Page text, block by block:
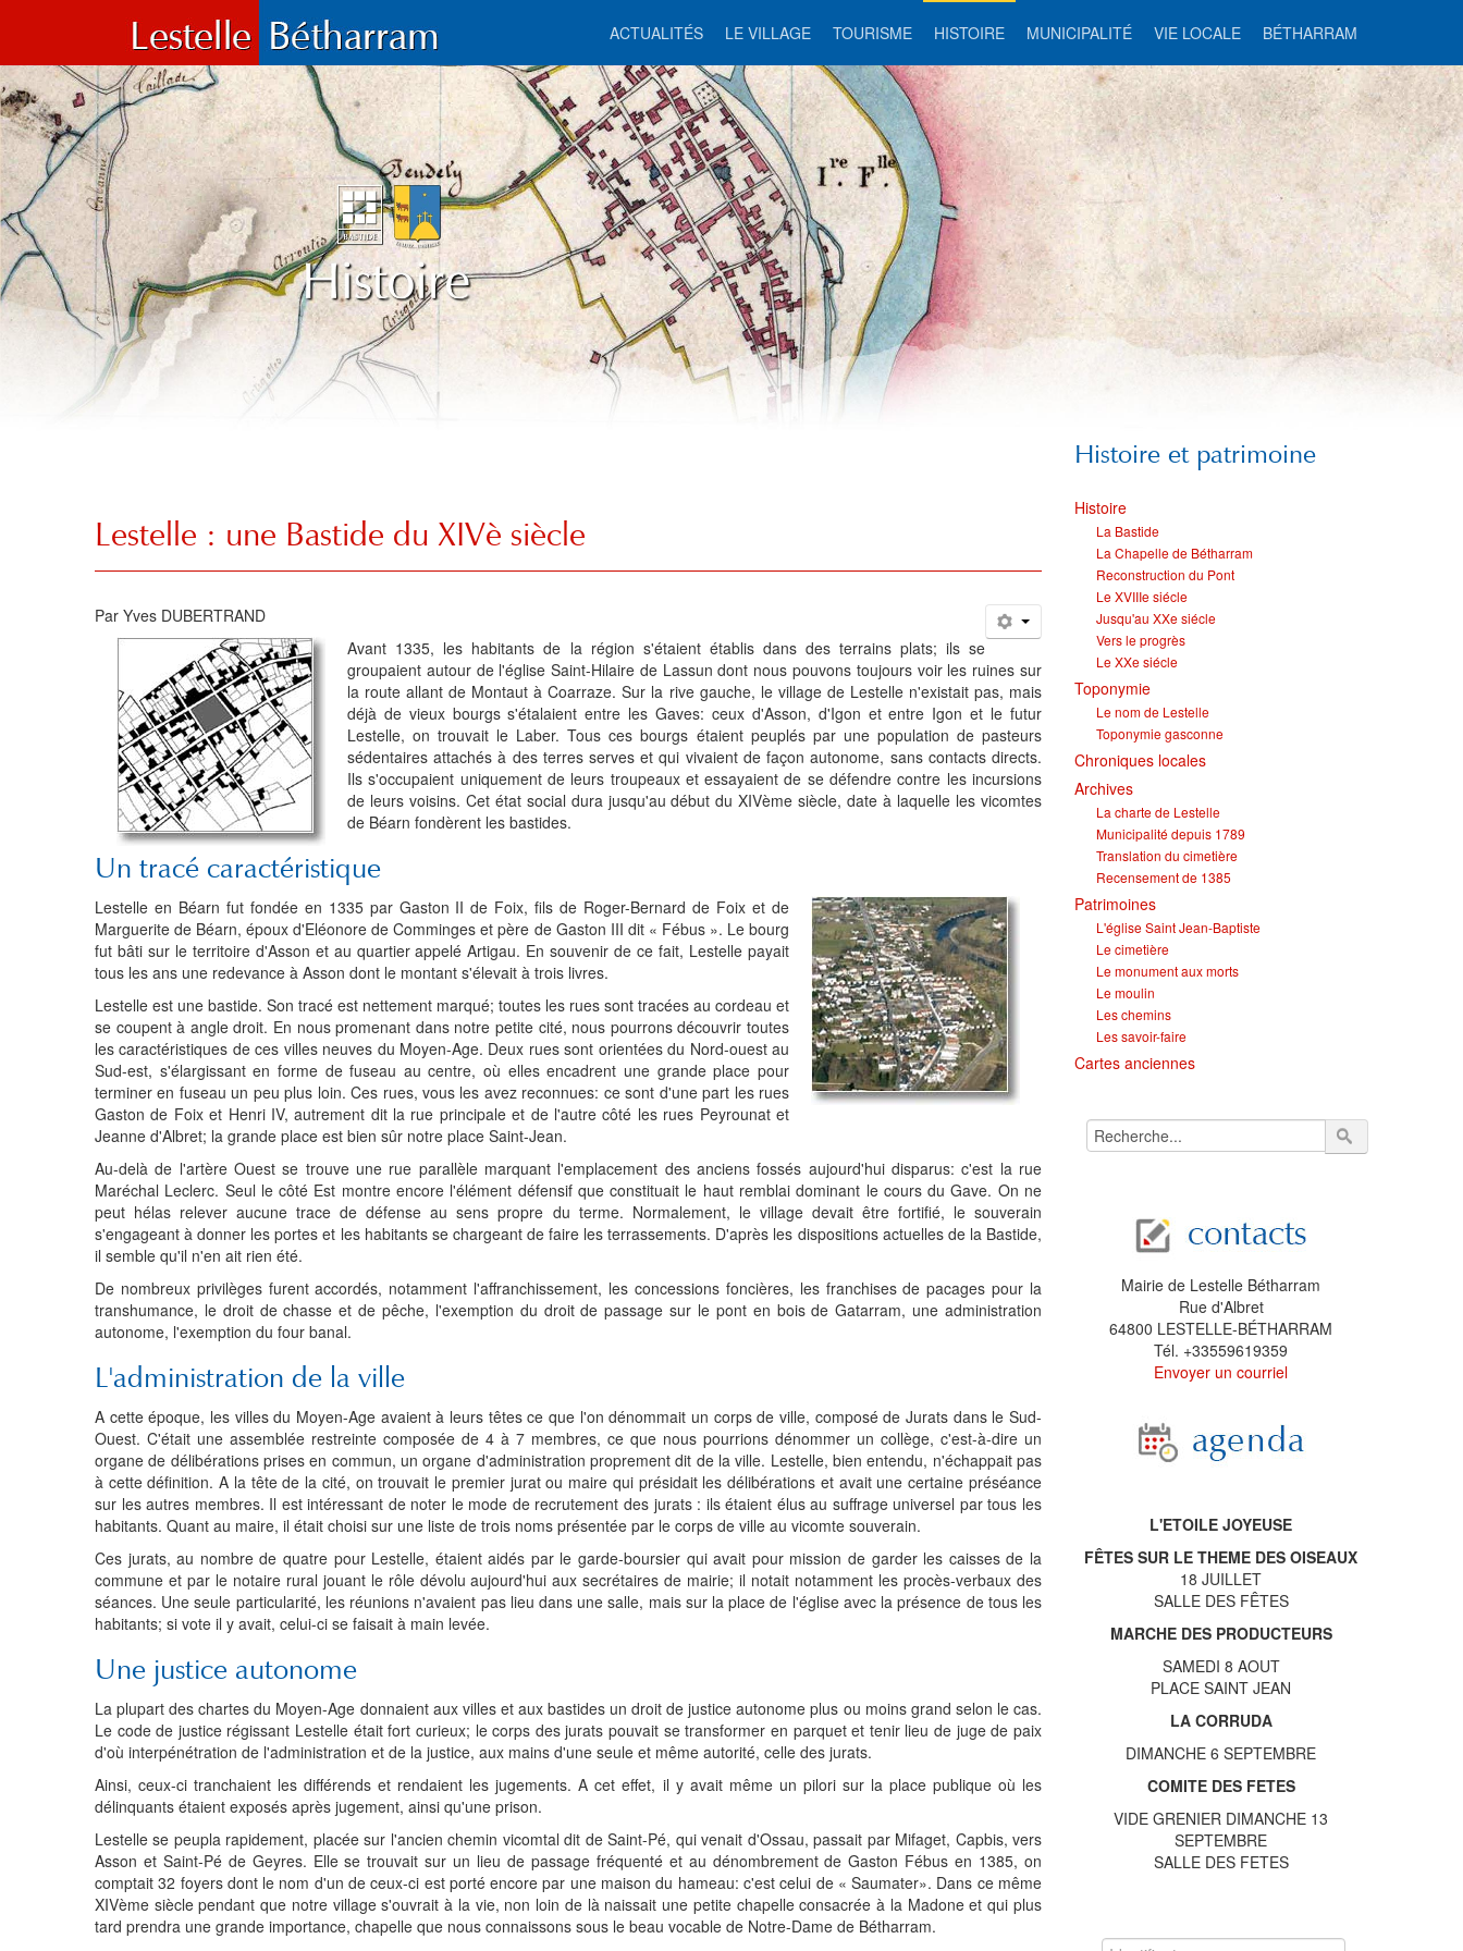
ACTUALITÉS LE VILLAGE TOURISME HISTOIRE MUNICIPALITÉ VIE LOCALE BÉTHARRAM
Lestelle : une Bastide du XIVè siècle
Par Yves DUBERTRAND
Avant 1335, les habitants de la région s'étaient établis dans des terrains plats; ils se
groupaient autour de l'église Saint-Hilaire de Lassun dont nous pouvons toujours voir les ruines sur
la route allant de Montaut à Coarraze. Sur la rive gauche, le village de Lestelle n'existait pas, mais
déjà de vieux bourgs s'étalaient entre les Gaves: ceux d'Asson, d'Igon et entre Igon et le futur
Lestelle, on trouvait le Laber. Tous ces bourgs étaient peuplés par une population de pasteurs
sédentaires attachés à des terres serves et qui vivaient de façon autonome, sans contacts directs.
Ils s'occupaient uniquement de leurs troupeaux et essayaient de se défendre contre les incursions
de leurs voisins. Cet état social dura jusqu'au début du XIVème siècle, date à laquelle les vicomtes
de Béarn fondèrent les bastides.
Un tracé caractéristique
Lestelle en Béarn fut fondée en 1335 par Gaston II de Foix, fils de Roger-Bernard de Foix et de
Marguerite de Béarn, époux d'Eléonore de Comminges et père de Gaston III dit « Fébus ». Le bourg
fut bâti sur le territoire d'Asson et au quartier appelé Artigau. En souvenir de ce fait, Lestelle payait
tous les ans une redevance à Asson dont le montant s'élevait à trois livres.
Lestelle est une bastide. Son tracé est nettement marqué; toutes les rues sont tracées au cordeau et
se coupent à angle droit. En nous promenant dans notre petite cité, nous pourrons découvrir toutes
les caractéristiques de ces villes neuves du Moyen-Age. Deux rues sont orientées du Nord-ouest au
Sud-est, s'élargissant en forme de fuseau au centre, où elles encadrent une grande place pour
terminer en fuseau un peu plus loin. Ces rues, vous les avez reconnues: ce sont d'une part les rues
Gaston de Foix et Henri IV, autrement dit la rue principale et de l'autre côté les rues Peyrounat et
Jeanne d'Albret; la grande place est bien sûr notre place Saint-Jean.
Au-delà de l'artère Ouest se trouve une rue parallèle marquant l'emplacement des anciens fossés aujourd'hui disparus: c'est la rue
Maréchal Leclerc. Seul le côté Est montre encore l'élément défensif que constituait le haut remblai dominant le cours du Gave. On ne
peut hélas relever aucune trace de défense au sens propre du terme. Normalement, le village devait être fortifié, le souverain
s'engageant à donner les portes et les habitants se chargeant de faire les terrassements. D'après les dispositions actuelles de la Bastide,
il semble qu'il n'en ait rien été.
De nombreux privilèges furent accordés, notamment l'affranchissement, les concessions foncières, les franchises de pacages pour la
transhumance, le droit de chasse et de pêche, l'exemption du droit de passage sur le pont en bois de Gatarram, une administration
autonome, l'exemption du four banal.
L'administration de la ville
A cette époque, les villes du Moyen-Age avaient à leurs têtes ce que l'on dénommait un corps de ville, composé de Jurats dans le Sud-
Ouest. C'était une assemblée restreinte composée de 4 à 7 membres, ce que nous pourrions dénommer un collège, c'est-à-dire un
organe de délibérations prises en commun, un organe d'administration proprement dit de la ville. Lestelle, bien entendu, n'échappait pas
à cette définition. A la tête de la cité, on trouvait le premier jurat ou maire qui présidait les délibérations et avait une certaine préséance
sur les autres membres. Il est intéressant de noter le mode de recrutement des jurats : ils étaient élus au suffrage universel par tous les
habitants. Quant au maire, il était choisi sur une liste de trois noms présentée par le corps de ville au vicomte souverain.
Ces jurats, au nombre de quatre pour Lestelle, étaient aidés par le garde-boursier qui avait pour mission de garder les caisses de la
commune et par le notaire rural jouant le rôle dévolu aujourd'hui aux secrétaires de mairie; il notait notamment les procès-verbaux des
séances. Une seule particularité, les réunions n'avaient pas lieu dans une salle, mais sur la place de l'église avec la présence de tous les
habitants; si vote il y avait, celui-ci se faisait à main levée.
Une justice autonome
La plupart des chartes du Moyen-Age donnaient aux villes et aux bastides un droit de justice autonome plus ou moins grand selon le cas.
Le code de justice régissant Lestelle était fort curieux; le corps des jurats pouvait se transformer en parquet et tenir lieu de juge de paix
d'où interpénétration de l'administration et de la justice, aux mains d'une seule et même autorité, celle des jurats.
Ainsi, ceux-ci tranchaient les différends et rendaient les jugements. A cet effet, il y avait même un pilori sur la place publique où les
délinquants étaient exposés après jugement, ainsi qu'une prison.
Lestelle se peupla rapidement, placée sur l'ancien chemin vicomtal dit de Saint-Pé, qui venait d'Ossau, passait par Mifaget, Capbis, vers
Asson et Saint-Pé de Geyres. Elle se trouvait sur un lieu de passage fréquenté et au dénombrement de Gaston Fébus en 1385, on
comptait 32 foyers dont le nom d'un de ceux-ci est porté encore par une maison du hameau: c'est celui de « Saumater». Dans ce même
XIVème siècle pendant que notre village s'ouvrait à la vie, non loin de là naissait une petite chapelle consacrée à la Madone et qui plus
tard prendra une grande importance, chapelle que nous connaissons sous le beau vocable de Notre-Dame de Bétharram.
Histoire et patrimoine
Histoire
La Bastide
La Chapelle de Bétharram
Reconstruction du Pont
Le XVIIIe siécle
Jusqu'au XXe siécle
Vers le progrès
Le XXe siécle
Toponymie
Le nom de Lestelle
Toponymie gasconne
Chroniques locales
Archives
La charte de Lestelle
Municipalité depuis 1789
Translation du cimetière
Recensement de 1385
Patrimoines
L'église Saint Jean-Baptiste
Le cimetière
Le monument aux morts
Le moulin
Les chemins
Les savoir-faire
Cartes anciennes
Mairie de Lestelle Bétharram
Rue d'Albret
64800 LESTELLE-BÉTHARRAM
Tél. +33559619359
Envoyer un courriel
L'ETOILE JOYEUSE
FÊTES SUR LE THEME DES OISEAUX
18 JUILLET
SALLE DES FÊTES
MARCHE DES PRODUCTEURS
SAMEDI 8 AOUT
PLACE SAINT JEAN
LA CORRUDA
DIMANCHE 6 SEPTEMBRE
COMITE DES FETES
VIDE GRENIER DIMANCHE 13
SEPTEMBRE
SALLE DES FETES